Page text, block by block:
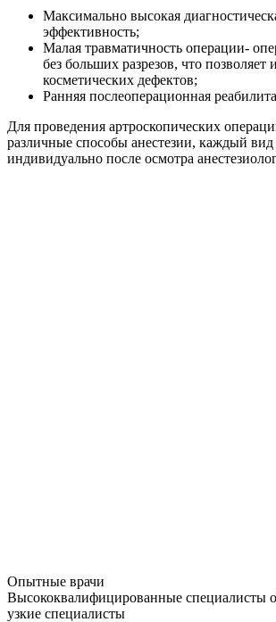
Максимально высокая
эффективность;
Малая травматичность операции-
без больших разрезов, что позволяет
косметических дефектов;
Ранняя послеоперационная
Для проведения артроскопических
различные способы анестезии, каждый вид
индивидуально после осмотра
Опытные врачи
Высококвалифицированные специалисты
узкие специалисты